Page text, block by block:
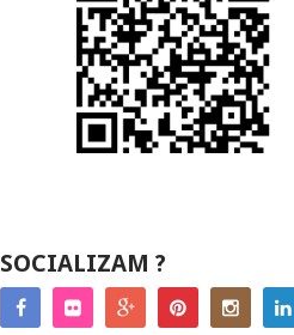
SOCIALIZAM ?